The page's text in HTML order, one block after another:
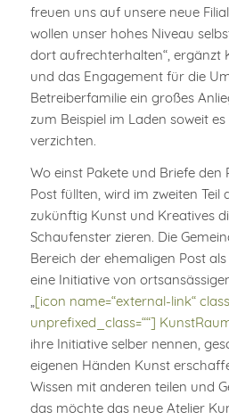
freuen uns auf unsere neue
wollen unser hohes Niveau
dort aufrechterhalten“, ergänzt
und das Engagement für die
Betreiberfamilie ein großes
zum Beispiel im Laden soweit
verzichten.
Wo einst Pakete und Briefe den
Post füllten, wird im zweiten Teil
zukünftig Kunst und Kreatives
Schaufenster zieren. Die
Bereich der ehemaligen Post
eine Initiative von
„[icon name=“external-link“
unprefixed_class=““]
ihre Initiative selber nennen,
eigenen Händen Kunst
Wissen mit anderen teilen und
das möchte das neue Atelier